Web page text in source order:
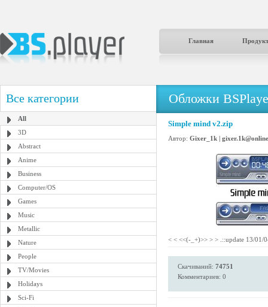
Главная
Все категории
All
3D
Abstract
Anime
Business
Computer/OS
Games
Music
Metallic
Nature
People
TV/Movies
Holidays
Sci-Fi
Обложки
Simple mind v2.zip
Автор: Gixer_1k |
< < <<(-_+)>> > > .::update 13/01/
Скачиваний: 74751
Комментариев: 0